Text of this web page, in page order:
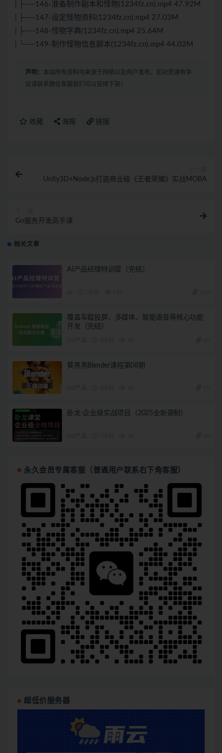
| ├──146-准备制作副本和怪物(1234fz.cn).mp4 47.92M
| ├──147-设定怪物资料(1234fz.cn).mp4 27.03M
| ├──148-怪物字典(1234fz.cn).mp4 25.64M
| └──149-制作怪物信息脚本(1234fz.cn).mp4 44.02M
声明： 本站所有资料均来源于网络以及用户发布，如对资源有争
议请联系微信客服我们可以安排下架！
收藏 海报 链接
Unity3D+Node.js打造商业级《王者荣耀》实战MOBA
Go服务开发高手课
相关文章
AI产品经理特训营（完结）
覆盖车载投屏、多媒体、智能语音等核心功能
开发（完结）
葵黑黑Blender课程第08期
卧龙-企业级实战项目（2025全新录制）
永久会员专属客服（普通用户联系右下角客服）
超低价服务器